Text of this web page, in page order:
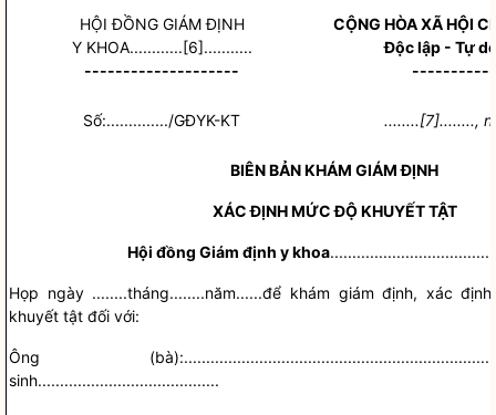
HỘI ĐỒNG GIÁM ĐỊNH
Y KHOA............[6]...........
--------------------
CỘNG HÒA XÃ HỘI
Độc lập - Tự
Số:............../GĐYK-KT ........[7]........,
BIÊN BẢN KHÁM GIÁM ĐỊNH
XÁC ĐỊNH MỨC ĐỘ KHUYẾT TẬT
Hội đồng Giám định y khoa
Họp ngày........tháng........năm......để khám giám định, xác
khuyết tật đối với:
Ông (bà):
sinh.........................................